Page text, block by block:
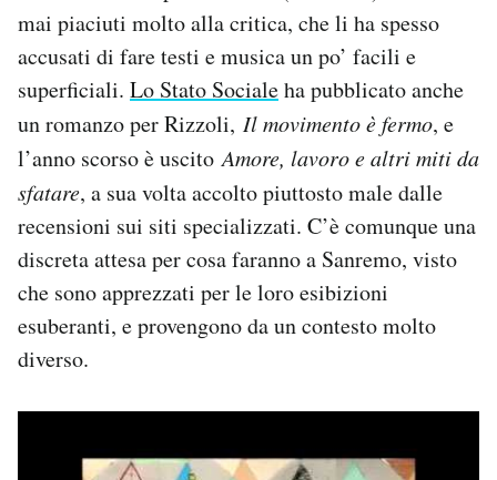
mai piaciuti molto alla critica, che li ha spesso
accusati di fare testi e musica un po’ facili e
superficiali. Lo Stato Socialeha pubblicato anche
un romanzo per Rizzoli, Il movimento è fermo, e
l’anno scorso è uscitoAmore, lavoro e altri miti da
sfatare, a sua volta accolto piuttosto male dalle
recensioni sui siti specializzati. C’è comunque una
discreta attesa per cosa faranno a Sanremo, visto
che sono apprezzati per le loro esibizioni
esuberanti, e provengono da un contesto molto
diverso.